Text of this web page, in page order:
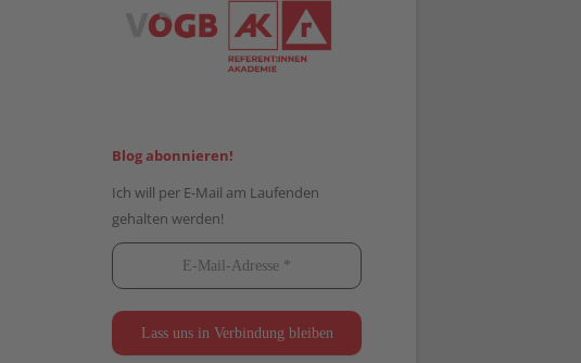
Blog abonnieren!
Ich will per E-Mail am Laufenden
gehalten werden!